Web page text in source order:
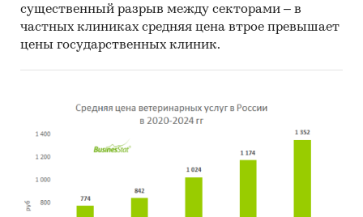
существенный разрыв между секторами – в
частных клиниках средняя цена втрое превышает
цены государственных клиник.